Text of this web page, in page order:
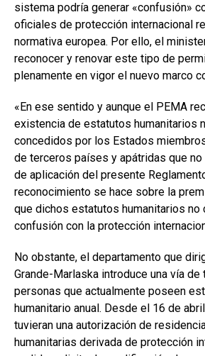
sistema podría generar «confusión»
oficiales de protección internacional
normativa europea. Por ello, el
reconocer y renovar este tipo de
plenamente en vigor el nuevo marco
«En ese sentido y aunque el PEMA
existencia de estatutos humanitarios
concedidos por los Estados
de terceros países y apátridas que
de aplicación del presente
reconocimiento se hace sobre la
que dichos estatutos humanitarios
confusión con la protección
No obstante, el departamento que
Grande-Marlaska introduce una vía de
personas que actualmente poseen
humanitario anual. Desde el 16 de
tuvieran una autorización de
humanitarias derivada de protección